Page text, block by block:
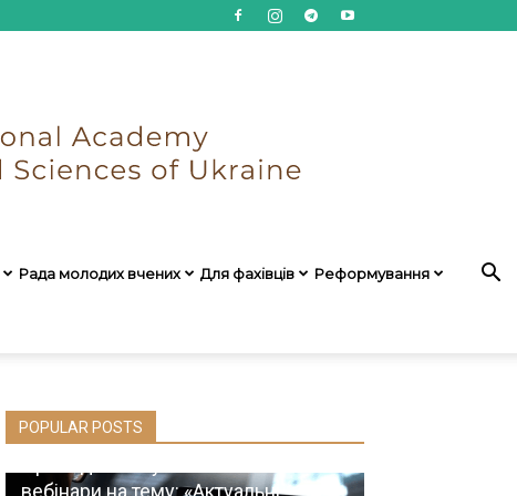
Рада молодих вчених Для фахівців Реформування
POPULAR POSTS
вебінари на тему: «Актуальні